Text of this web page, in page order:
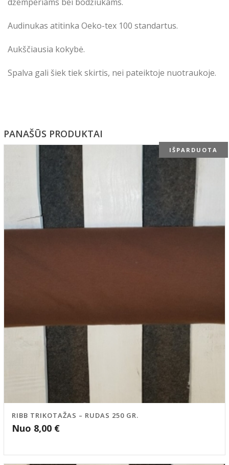
Audinukas atitinka Oeko-tex 100 standartus.
Aukščiausia kokybė.
Spalva gali šiek tiek skirtis, nei pateiktoje nuotraukoje.
PANAŠŪS PRODUKTAI
IŠPARDUOTA
RIBB TRIKOTAŽAS – RUDAS 250 GR.
Nuo 8,00 €